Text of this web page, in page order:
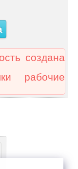
создана
рабочие